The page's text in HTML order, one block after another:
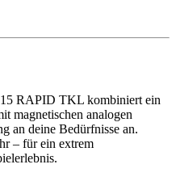
RAPID TKL kombiniert ein
magnetischen analogen
an deine Bedürfnisse an.
– für ein extrem